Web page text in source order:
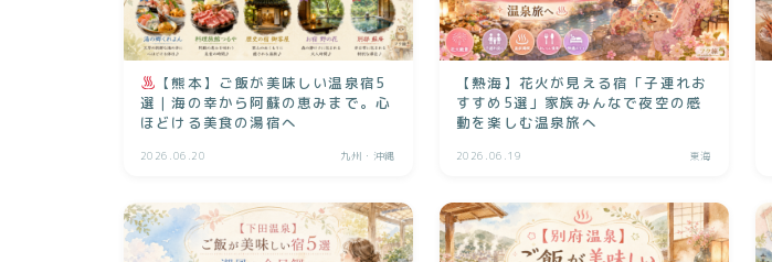
【熊本】ご飯が美味しい温泉宿5
選｜海の幸から阿蘇の恵みまで。心
ほどける美食の湯宿へ
2026.06.20 九州・沖縄
【熱海】花火が見える宿「子連れお
すすめ5選」家族みんなで夜空の感
動を楽しむ温泉旅へ
2026.06.19 東海